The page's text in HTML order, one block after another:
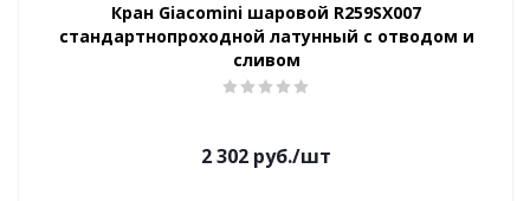
Кран Giacomini шаровой R259SX007
стандартнопроходной латунный с отводом и
сливом
2 302 руб./шт